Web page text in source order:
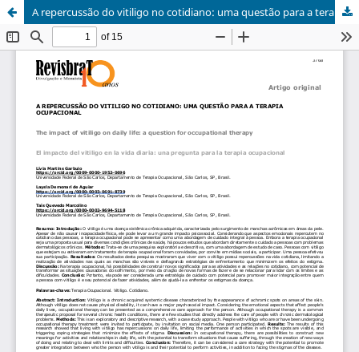
A repercussão do vitiligo no cotidiano: uma questão para a terapia ocupacional